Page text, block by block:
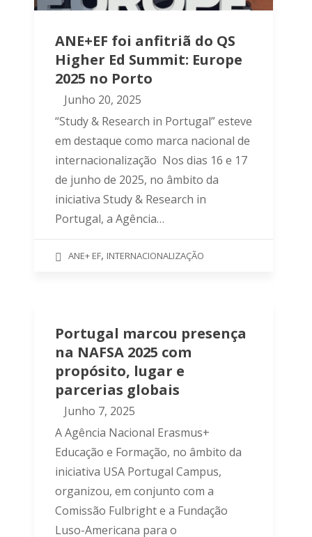
ANE+EF foi anfitriã do QS
Higher Ed Summit: Europe
2025 no Porto
Junho 20, 2025
“Study & Research in Portugal” esteve
em destaque como marca nacional de
internacionalização Nos dias 16 e 17
de junho de 2025, no âmbito da
iniciativa Study & Research in
Portugal, a Agência…
ANE+ EF, INTERNACIONALIZAÇÃO
Portugal marcou presença
na NAFSA 2025 com
propósito, lugar e
parcerias globais
Junho 7, 2025
A Agência Nacional Erasmus+
Educação e Formação, no âmbito da
iniciativa USA Portugal Campus,
organizou, em conjunto com a
Comissão Fulbright e a Fundação
Luso-Americana para o